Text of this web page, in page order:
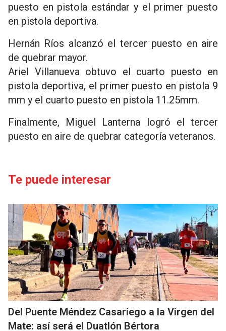
puesto en pistola estándar y el primer puesto
en pistola deportiva.
Hernán Ríos alcanzó el tercer puesto en aire
de quebrar mayor.
Ariel Villanueva obtuvo el cuarto puesto en
pistola deportiva, el primer puesto en pistola 9
mm y el cuarto puesto en pistola 11.25mm.
Finalmente, Miguel Lanterna logró el tercer
puesto en aire de quebrar categoría veteranos.
Te puede interesar
Del Puente Méndez Casariego a la Virgen del
Mate: así será el Duatlón Bértora